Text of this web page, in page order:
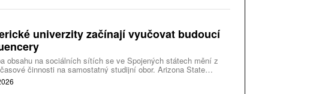
univerzity začínají vyučovat budoucí
obsahu na sociálních sítích se ve Spojených státech mění z
činnosti na samostatný studijní obor. Arizona State
připravila bakalářský program zaměřený na tvorbu obsahu.
University zase spouští vedlejší studijní program pro